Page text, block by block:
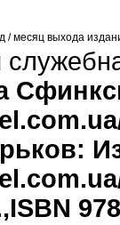
/ месяц выхода